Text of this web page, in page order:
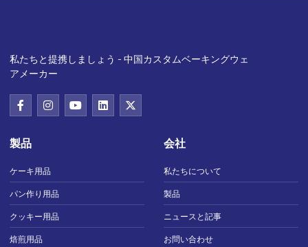
私たちと提携しましょう - 中国カスタムベーキングウェ
アメーカー
製品
ケーキ用品
パン作り用品
クッキー用品
焙煎用品
会社
私たちについて
製品
ニュースと記事
お問い合わせ